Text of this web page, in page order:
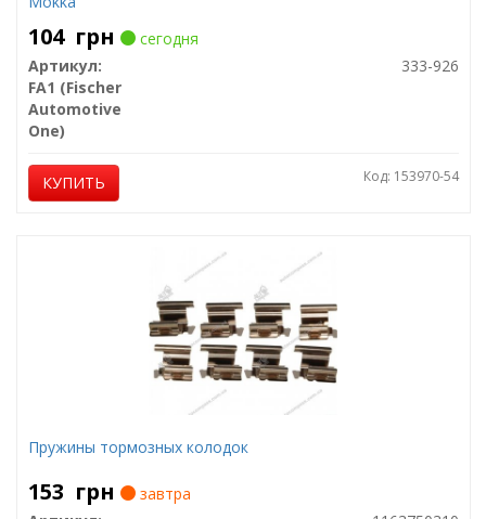
104 грн
сегодня
Артикул:
333-926
FA1 (Fischer
Automotive
One)
КУПИТЬ Код: 153970-54
Пружины тормозных колодок
153 грн
завтра